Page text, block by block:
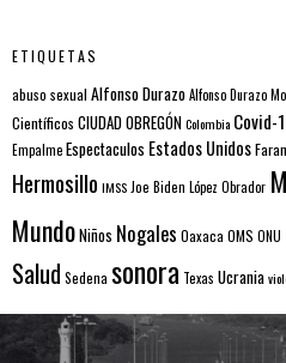
ETIQUETAS
abuso sexual Alfonso DurazoAlfonso Durazo
Científicos CIUDAD OBREGÓNColombia Covid-
EmpalmeEspectaculos Estados Unidos
Hermosillo IMSS Joe Biden López Obrador
MundoNiños Nogales Oaxaca OMS ONU
Salud Sedena sonora Texas Ucrania